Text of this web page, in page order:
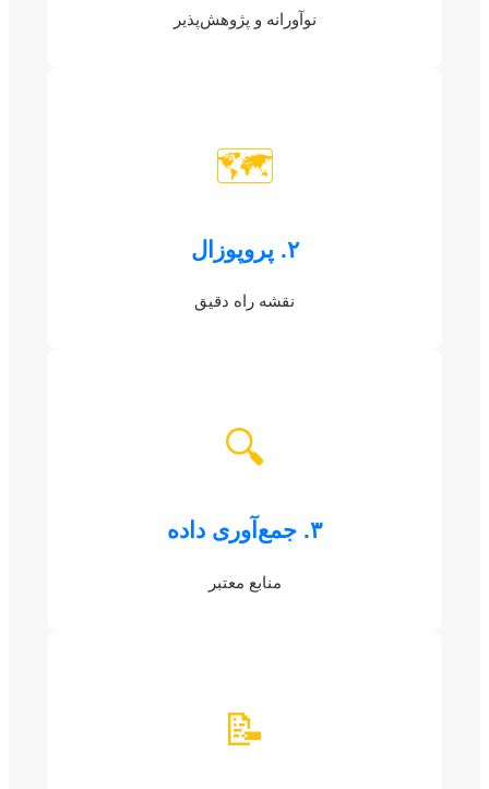
نوآورانه و پژوهش‌پذیر
🗺️
۲. پروپوزال
نقشه راه دقیق
🔍
۳. جمع‌آوری داده
منابع معتبر
📝